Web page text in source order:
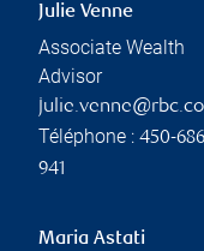
Julie Venne
Associate Wealth
Advisor
Téléphone : 450-
941
Maria Astati